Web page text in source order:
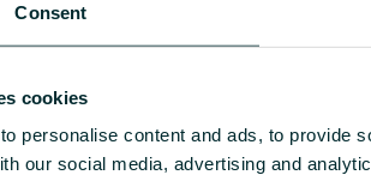
Consent
cookies
personalise content and ads, to provide
our social media, advertising and